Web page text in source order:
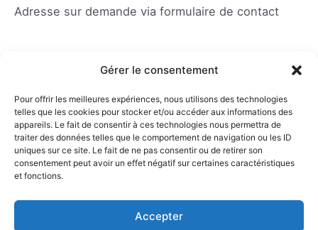
Gérer le consentement
Pour offrir les meilleures expériences, nous utilisons des technologies
telles que les cookies pour stocker et/ou accéder aux informations des
appareils. Le fait de consentir à ces technologies nous permettra de
traiter des données telles que le comportement de navigation ou les ID
uniques sur ce site. Le fait de ne pas consentir ou de retirer son
consentement peut avoir un effet négatif sur certaines caractéristiques
et fonctions.
Accepter
Adresse sur demande via formulaire de contact
Notice d’information assurance
Questionnaire de santé
Demande de licence 2026 (pdf)